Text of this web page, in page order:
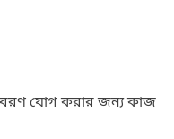
যোগ করার জন্য কাজ